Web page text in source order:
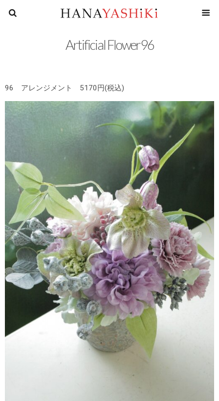
花屋四季
Artificial Flower96
96 アレンジメント 5170円(税込)